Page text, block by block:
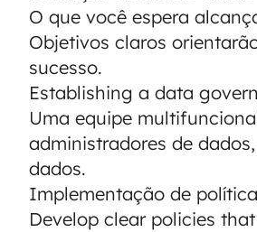
O que você espera
Objetivos claros
sucesso.
Establishing a data
Uma equipe
administradores de
dados.
Implementação de
Develop clear policies